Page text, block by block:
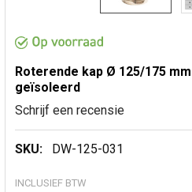
Roterende kap Ø 125/175
geïsoleerd
Schrijf een recensie
SKU: DW-125-031
INCLUSIEF BTW